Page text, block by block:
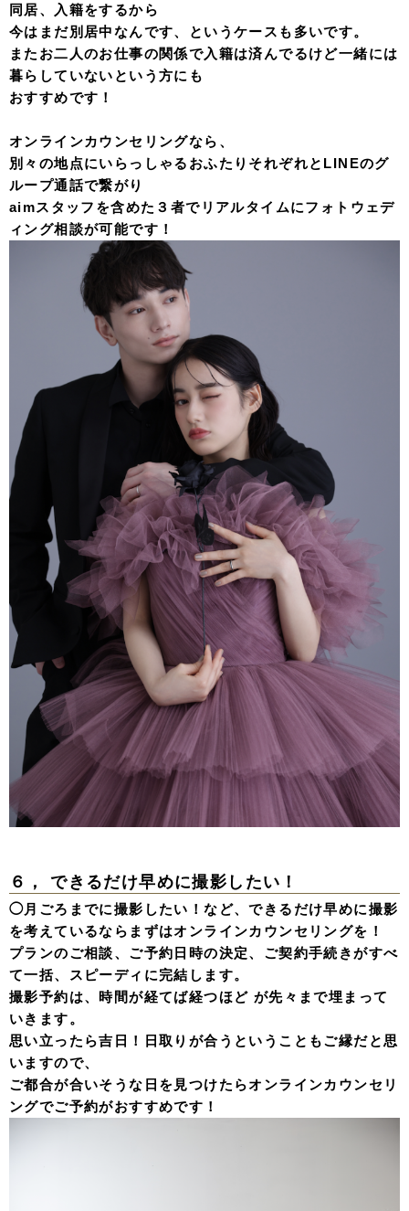
同居、入籍をするから
今はまだ別居中なんです、というケースも多いです。
またお二人のお仕事の関係で入籍は済んでるけど一緒には
暮らしていないという方にも
おすすめです！
オンラインカウンセリングなら、
別々の地点にいらっしゃるおふたりそれぞれとLINEのグ
ループ通話で繋がり
aimスタッフを含めた３者でリアルタイムにフォトウェデ
ィング相談が可能です！
６， できるだけ早めに撮影したい！
◯月ごろまでに撮影したい！など、できるだけ早めに撮影
を考えているならまずはオンラインカウンセリングを！
プランのご相談、ご予約日時の決定、ご契約手続きがすべ
て一括、スピーディに完結します。
撮影予約は、時間が経てば経つほど が先々まで埋まって
いきます。
思い立ったら吉日！日取りが合うということもご縁だと思
いますので、
ご都合が合いそうな日を見つけたらオンラインカウンセリ
ングでご予約がおすすめです！